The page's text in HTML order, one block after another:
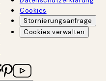
Cookies
Stornierungsanfrage
Cookies verwalten